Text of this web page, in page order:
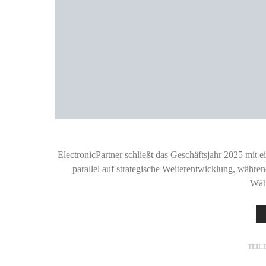
ElectronicPartner schließt das Geschäftsjahr 2025 mit
parallel auf strategische Weiterentwicklung,